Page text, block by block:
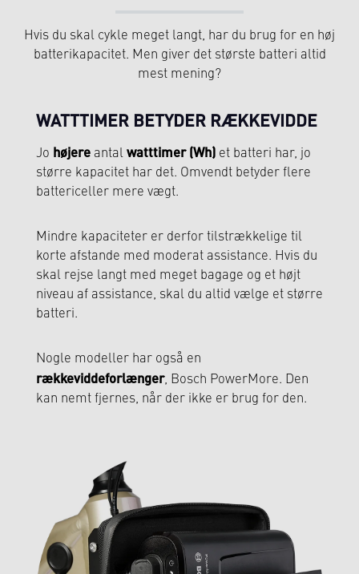
Hvis du skal cykle meget langt, har du brug for en høj
batterikapacitet. Men giver det største batteri altid
mest mening?
WATTTIMER BETYDER RÆKKEVIDDE
Jo højereantal watttimer (Wh)et batteri har, jo
større kapacitet har det. Omvendt betyder flere
battericeller mere vægt.
Mindre kapaciteter er derfor tilstrækkelige til
korte afstande med moderat assistance. Hvis du
skal rejse langt med meget bagage og et højt
niveau af assistance, skal du altid vælge et større
batteri.
Nogle modeller har også en
rækkeviddeforlænger, Bosch PowerMore. Den
kan nemt fjernes, når der ikke er brug for den.